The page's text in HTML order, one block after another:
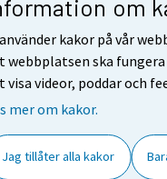
om
kakor på vår
webbplatsen ska
visa videor, poddar och
mer om kakor.
Jag tillåter alla kakor